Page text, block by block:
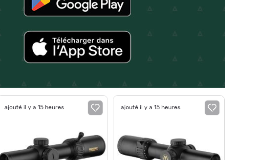
ajouté il y a 15 heures ajouté il y a 15 heures